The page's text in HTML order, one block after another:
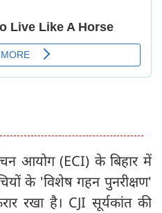
आयोग (ECI) के बिहार में
के 'विशेष गहन पुनरीक्षण'
रखा है। CJI सूर्यकांत की